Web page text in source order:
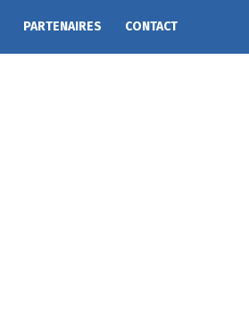
PARTENAIRES CONTACT